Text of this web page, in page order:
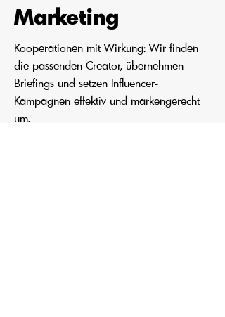
Marketing
Kooperationen mit Wirkung: Wir finden
die passenden Creator, übernehmen
Briefings und setzen Influencer-
Kampagnen effektiv und markengerecht
um.